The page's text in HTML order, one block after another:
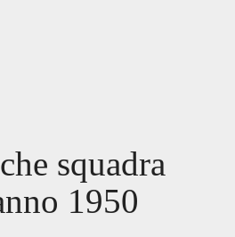
squadra
1950